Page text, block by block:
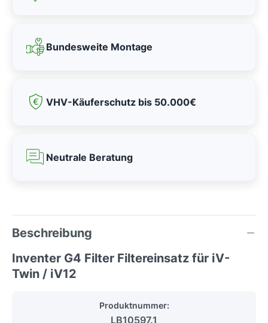
Bundesweite Montage
VHV-Käuferschutz bis 50.000€
Neutrale Beratung
Beschreibung
Inventer G4 Filter Filtereinsatz für iV-
Twin / iV12
Produktnummer:
LB10597.1